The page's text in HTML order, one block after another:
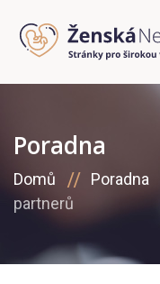
Poradna
Domů Poradna
partnerů